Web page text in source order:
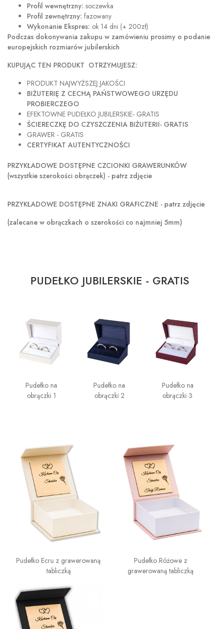
Profil wewnętrzny: soczewka
Profil zewnętrzny: fazowany
Wykonanie Ekspres: ok 14 dni (+ 200zł)
Podczas dokonywania zakupu w zamówieniu prosimy o podanie
europejskich rozmiarów jubilerskich
KUPUJĄC TEN PRODUKT OTRZYMUJESZ:
PRODUKT NAJWYŻSZEJ JAKOŚCI
BIŻUTERIĘ Z CECHĄ PAŃSTWOWEGO URZĘDU
PROBIERCZEGO
EFEKTOWNE PUDEŁKO JUBILERSKIE- GRATIS
ŚCIERECZKĘ DO CZYSZCZENIA BIŻUTERII- GRATIS
GRAWER - GRATIS
CERTYFIKAT AUTENTYCZNOŚCI
PRZYKŁADOWE DOSTĘPNE CZCIONKI GRAWERUNKÓW
(wszystkie szerokości obrączek) - patrz zdjęcie
PRZYKŁADOWE DOSTĘPNE ZNAKI GRAFICZNE - patrz zdjęcie
(zalecane w obrączkach o szerokości co najmniej 5mm)
PUDEŁKO JUBILERSKIE - GRATIS
Pudełko na
obrączki 1
Pudełko na
obrączki 2
Pudełko na
obrączki 3
Pudełko Ecru z grawerowaną
tabliczką
Pudełko Różowe z
grawerowaną tabliczką